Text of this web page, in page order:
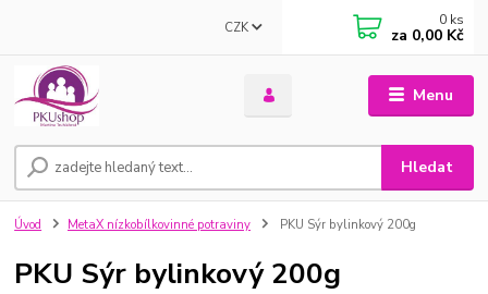
Menu
CZK
Hledat
0 ks
za 0,00 Kč
Úvod MetaX nízkobílkovinné potraviny PKU Sýr bylinkový 200g
PKU Sýr bylinkový 200g